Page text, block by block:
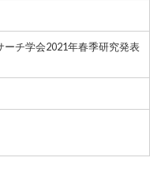
ーチ学会2021年春季研究発表